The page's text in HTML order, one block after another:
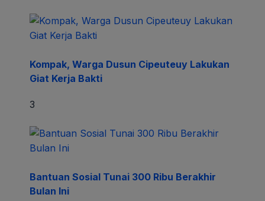
Kompak, Warga Dusun Cipeuteuy Lakukan
Giat Kerja Bakti
3
Bantuan Sosial Tunai 300 Ribu Berakhir
Bulan Ini